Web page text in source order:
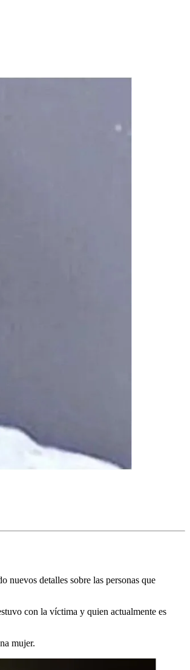
nuevos detalles sobre las personas que
con la víctima y quien actualmente es
mujer.